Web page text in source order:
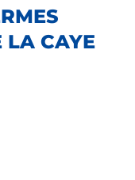
LA CAYE